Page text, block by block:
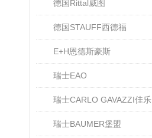
德国Rittal威图
德国STAUFF西德福
E+H恩德斯豪斯
瑞士EAO
瑞士CARLO GAVAZZI佳乐
瑞士BAUMER堡盟